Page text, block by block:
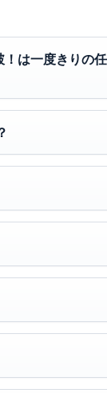
は一度きりの任